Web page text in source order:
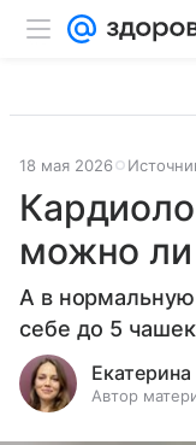
18 мая 2026
можно ли
А в
себе до 5
Автор